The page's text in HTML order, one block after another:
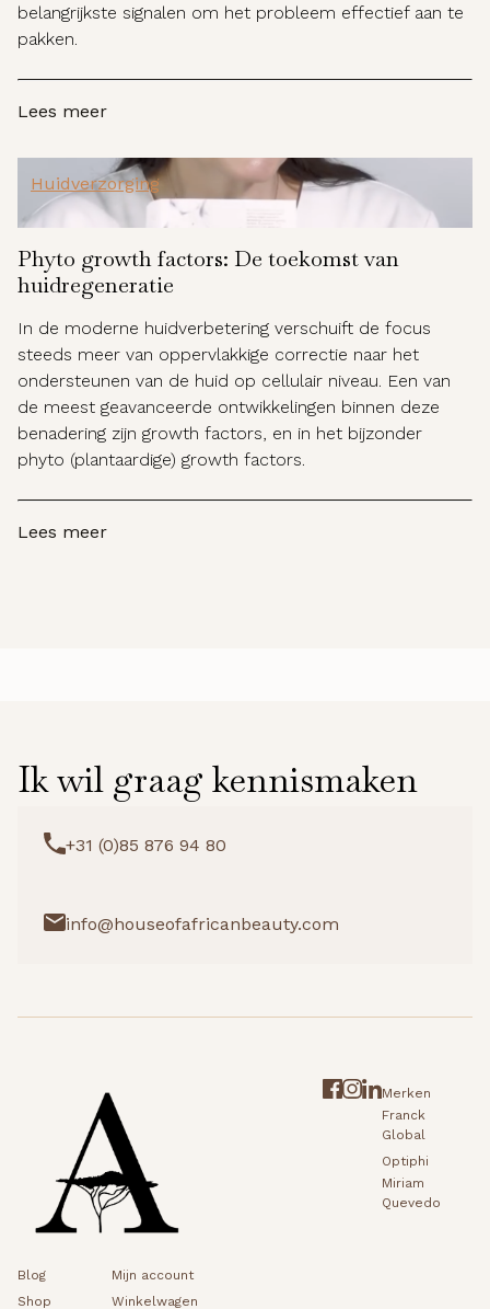
belangrijkste signalen om het probleem effectief aan te
pakken.
Lees meer
Huidverzorging
Phyto growth factors: De toekomst van
huidregeneratie
In de moderne huidverbetering verschuift de focus
steeds meer van oppervlakkige correctie naar het
ondersteunen van de huid op cellulair niveau. Een van
de meest geavanceerde ontwikkelingen binnen deze
benadering zijn growth factors, en in het bijzonder
phyto (plantaardige) growth factors.
Lees meer
Ik wil graag kennismaken
+31 (0)85 876 94 80
info@houseofafricanbeauty.com
Merken
Franck
Global
Optiphi
Miriam
Quevedo
Blog
Shop
Mijn account
Winkelwagen